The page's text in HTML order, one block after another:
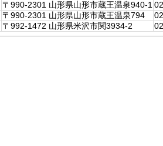
〒990-2301 山形県山形市蔵王温泉940-1
〒990-2301 山形県山形市蔵王温泉794
〒992-1472 山形県米沢市関3934-2